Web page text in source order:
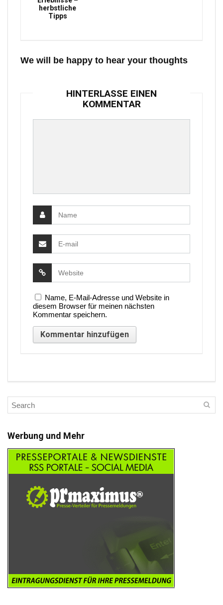
herbstliche
Tipps
We will be happy to hear your thoughts
HINTERLASSE EINEN
KOMMENTAR
Name, E-Mail-Adresse und Website in
diesem Browser für meinen nächsten
Kommentar speichern.
Werbung und Mehr